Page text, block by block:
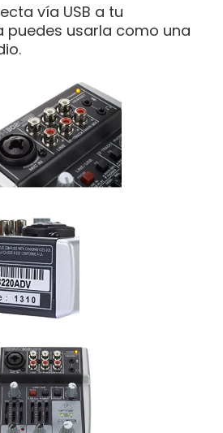
vía USB a tu
usarla como una